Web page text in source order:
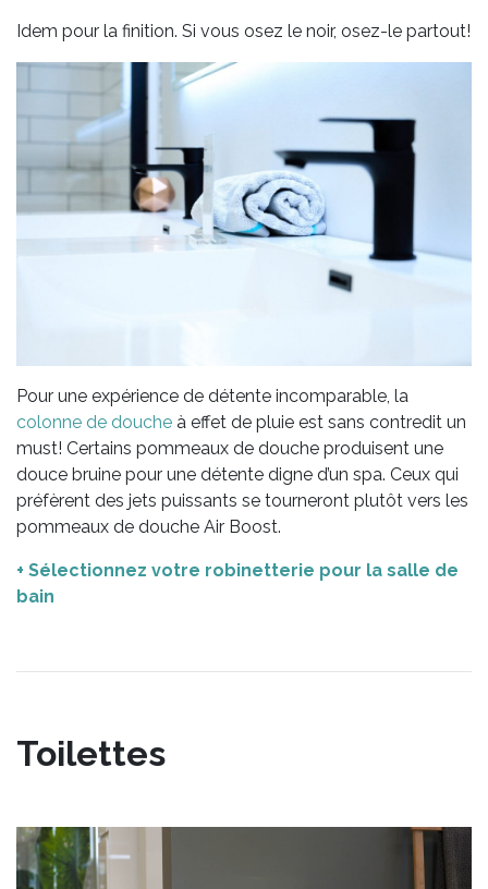
Idem pour la finition. Si vous osez le noir, osez-le partout!
Pour une expérience de détente incomparable, la
colonne de douche à effet de pluie est sans contredit un
must! Certains pommeaux de douche produisent une
douce bruine pour une détente digne d’un spa. Ceux qui
préfèrent des jets puissants se tourneront plutôt vers les
pommeaux de douche Air Boost.
+ Sélectionnez votre robinetterie pour la salle de
bain
Toilettes